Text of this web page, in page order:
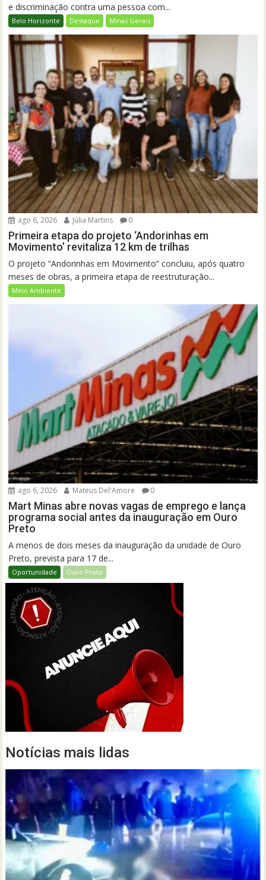
e discriminação contra uma pessoa com...
Belo Horizonte Destaque Minas Gerais
ago 6, 2026 Júlia Martins 0
Primeira etapa do projeto ‘Andorinhas em
Movimento’ revitaliza 12 km de trilhas
O projeto “Andorinhas em Movimento” concluiu, após quatro
meses de obras, a primeira etapa de reestruturação...
Meio Ambiente
ago 6, 2026 Mateus Del'Amore 0
Mart Minas abre novas vagas de emprego e lança
programa social antes da inauguração em Ouro
Preto
A menos de dois meses da inauguração da unidade de Ouro
Preto, prevista para 17 de...
Oportunidade Ouro Preto
Notícias mais lidas